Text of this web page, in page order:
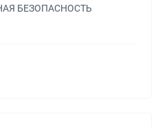
БЕЗОПАСНОСТЬ